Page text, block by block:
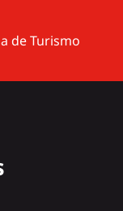
de Turismo